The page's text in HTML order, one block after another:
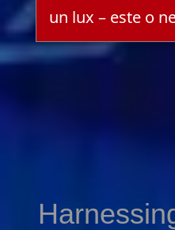
un lux – este o